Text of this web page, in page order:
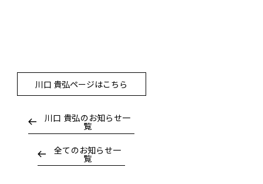
川口 貴弘ページはこちら
川口 貴弘のお知らせ一
覧
全てのお知らせ一
覧